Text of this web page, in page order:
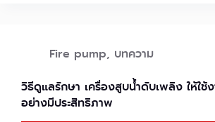
Fire pump, บทความ
วิธีดูแลรักษา เครื่องสูบน้ำดับเพลิง ให้ใช้
อย่างมีประสิทธิภาพ